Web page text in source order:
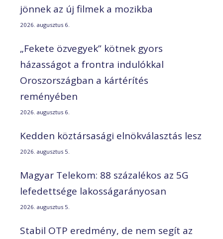
jönnek az új filmek a mozikba
2026. augusztus 6.
„Fekete özvegyek” kötnek gyors
házasságot a frontra indulókkal
Oroszországban a kártérítés
reményében
2026. augusztus 6.
Kedden köztársasági elnökválasztás lesz
2026. augusztus 5.
Magyar Telekom: 88 százalékos az 5G
lefedettsége lakosságarányosan
2026. augusztus 5.
Stabil OTP eredmény, de nem segít az